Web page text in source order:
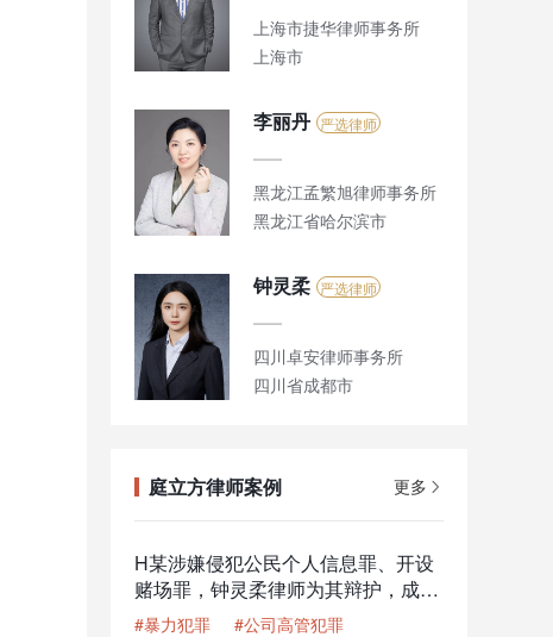
上海市捷华律师事务所
上海市
李丽丹 严选律师
黑龙江孟繁旭律师事务所
黑龙江省哈尔滨市
钟灵柔 严选律师
四川卓安律师事务所
四川省成都市
庭立方律师案例 更多
H某涉嫌侵犯公民个人信息罪、开设
赌场罪，钟灵柔律师为其辩护，成功
减少一半刑期
#暴力犯罪 #公司高管犯罪